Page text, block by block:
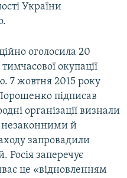
України
оголосила 20
окупації
7 жовтня 2015 року
підписав
організації визнали
незаконними й
запровадили
Росія заперечує
це «відновленням